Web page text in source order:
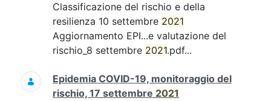
Classificazione del rischio e della
resilienza 10 settembre 2021
Aggiornamento EPI...e valutazione del
rischio_8 settembre 2021.pdf...
Epidemia COVID-19, monitoraggio del
rischio, 17 settembre 2021